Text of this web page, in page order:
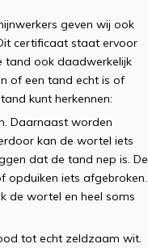
geven wij ook
certificaat staat ervoor
tand ook daadwerkelijk
of een tand echt is of
kunt herkennen:
Daarnaast worden
kan de wortel iets
dat de tand nep is. De
opduiken iets afgebroken.
de wortel en heel soms
tot echt zeldzaam wit.